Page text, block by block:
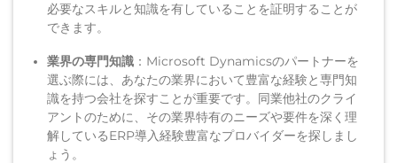
必要なスキルと知識を有していることを証明することが
できます。
業界の専門知識 ：Microsoft Dynamicsのパートナーを
選ぶ際には、あなたの業界において豊富な経験と専門知
識を持つ会社を探すことが重要です。同業他社のクライ
アントのために、その業界特有のニーズや要件を深く理
解しているERP導入経験豊富なプロバイダーを探しまし
ょう。